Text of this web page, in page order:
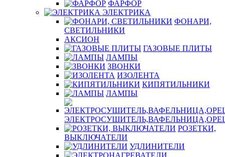
ФАРФОР
ЭЛЕКТРИКА
ФОНАРИ,
СВЕТИЛЬНИКИ
АКСИОН
ГАЗОВЫЕ ПЛИТЫ
ЛАМПЫ
ЗВОНКИ
ИЗОЛЕНТА
КИПЯТИЛЬНИКИ
ЛАМПЫ
РОЗЕТКИ,
ВЫКЛЮЧАТЕЛИ
УДЛИНИТЕЛИ